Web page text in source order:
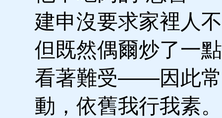
建申沒要求家裡人
但既然偶爾炒了一
看著難受——因此常
動，依舊我行我素。